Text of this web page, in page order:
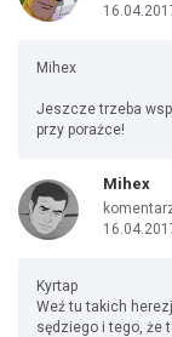
Mihex
Jeszcze trzeba
przy porażce!
Mihex
Kyrtap
Weź tu takich
sędziego i tego, że